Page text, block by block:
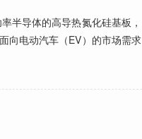
半导体的高导热氮化硅基板，
向电动汽车（EV）的市场需求